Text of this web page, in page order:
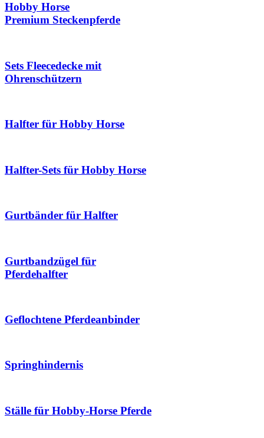
Hobby Horse
Premium Steckenpferde
Sets Fleecedecke mit
Ohrenschützern
Halfter für Hobby Horse
Halfter-Sets für Hobby Horse
Gurtbänder für Halfter
Gurtbandzügel für
Pferdehalfter
Geflochtene Pferdeanbinder
Springhindernis
Ställe für Hobby-Horse Pferde